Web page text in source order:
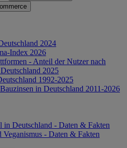
2024
Index 2026
- Anteil der Nutzer nach
2025
1992-2025
in Deutschland 2011-2026
in Deutschland - Daten & Fakten
Veganismus - Daten & Fakten